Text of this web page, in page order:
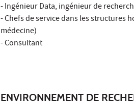
- Ingénieur Data, ingénieur de
- Chefs de service dans les structures
médecine)
- Consultant
ENVIRONNEMENT DE